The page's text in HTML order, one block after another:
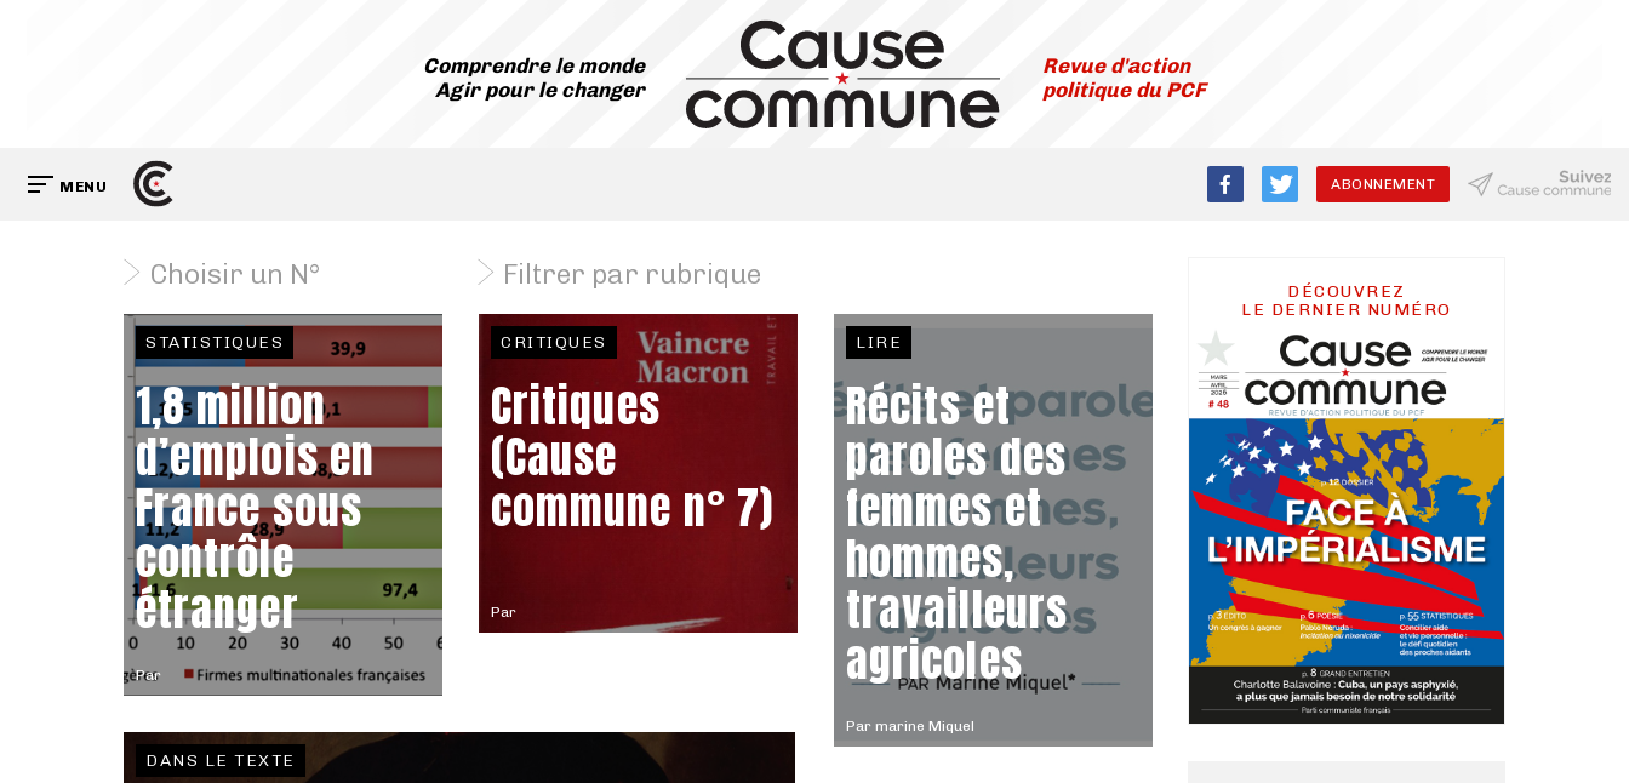
Comprendre le monde
Agir pour le changer
Revue d'action
politique du PCF
MENU ABONNEMENT
Choisir un N° Filtrer par rubrique
Par
STATISTIQUES
1,8 million
d’emplois en
France sous
contrôle
étranger Par
CRITIQUES
Critiques
(Cause
commune n° 7)
Par marine Miquel
LIRE
Récits et
paroles des
femmes et
hommes,
travailleurs
agricoles
DANS LE TEXTE
DÉCOUVREZ
LE DERNIER NUMÉRO